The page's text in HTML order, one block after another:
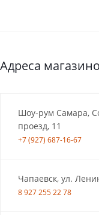
Адреса
Шоу-рум Самара,
проезд, 11
+7 (927) 687-16-67
Чапаевск, ул.
8 927 255 22 78